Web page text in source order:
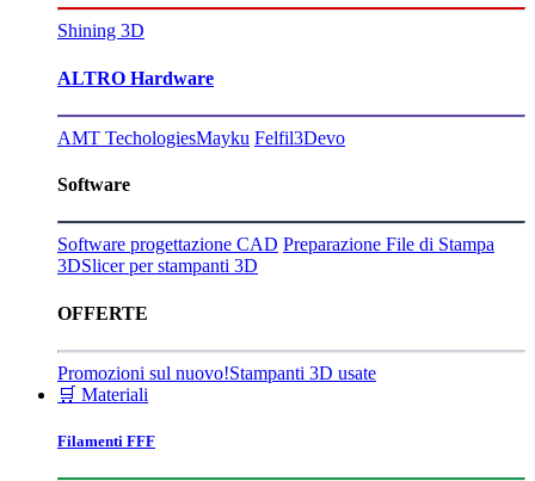
Shining 3D
ALTRO Hardware
AMT TechologiesMayku Felfil3Devo
Software
Software progettazione CAD Preparazione File di Stampa
3DSlicer per stampanti 3D
OFFERTE
Promozioni sul nuovo!Stampanti 3D usate
🛒 Materiali
Filamenti FFF